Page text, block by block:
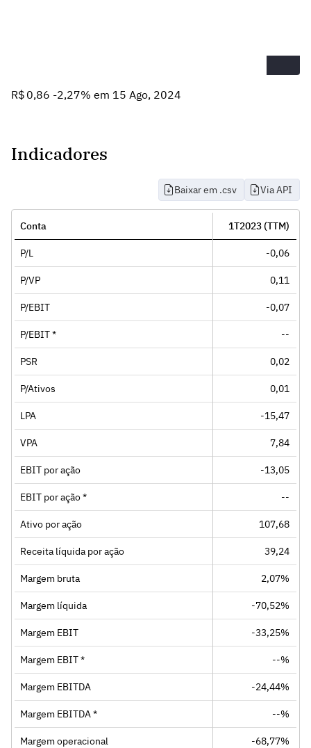
R$ 0,86 -2,27% em 15 Ago, 2024
Indicadores
Baixar em .csv Via API
Conta 1T2023 (TTM)
P/L -0,06
P/VP 0,11
P/EBIT -0,07
P/EBIT * --
PSR 0,02
P/Ativos 0,01
LPA -15,47
VPA 7,84
EBIT por ação -13,05
EBIT por ação * --
Ativo por ação 107,68
Receita líquida por ação 39,24
Margem bruta 2,07%
Margem líquida -70,52%
Margem EBIT -33,25%
Margem EBIT * --%
Margem EBITDA -24,44%
Margem EBITDA * --%
Margem operacional -68,77%